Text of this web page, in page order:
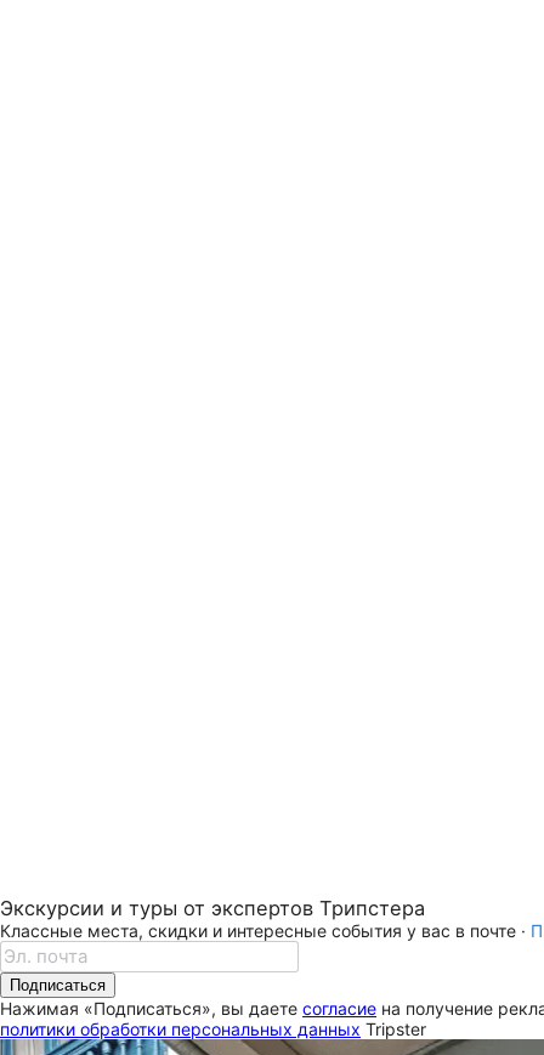
Экскурсии и туры от экспертов Трипстера
Классные места, скидки и интересные события у вас в почте ·
Подписаться
Нажимая «Подписаться», вы даете согласие на получение
политики обработки персональных данных Tripster